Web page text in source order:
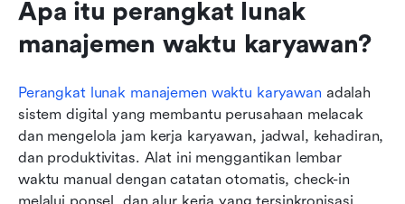
Apa itu perangkat lunak
manajemen waktu karyawan?
Perangkat lunak manajemen waktu karyawan adalah
sistem digital yang membantu perusahaan melacak
dan mengelola jam kerja karyawan, jadwal, kehadiran,
dan produktivitas. Alat ini menggantikan lembar
waktu manual dengan catatan otomatis, check-in